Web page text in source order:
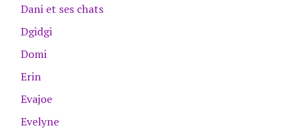
Dani et ses chats
Dgidgi
Domi
Erin
Evajoe
Evelyne